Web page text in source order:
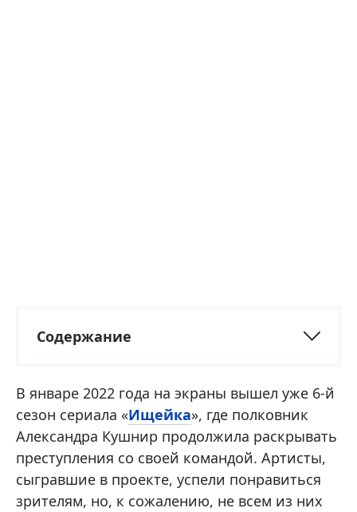
Содержание
В январе 2022 года на экраны вышел уже 6-й
сезон сериала «Ищейка», где полковник
Александра Кушнир продолжила раскрывать
преступления со своей командой. Артисты,
сыгравшие в проекте, успели понравиться
зрителям, но, к сожалению, не всем из них